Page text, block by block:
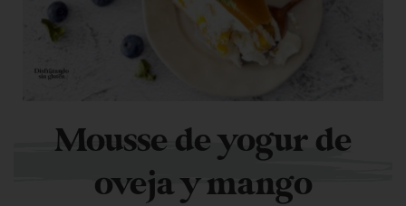
Mousse de yogur de
oveja y mango